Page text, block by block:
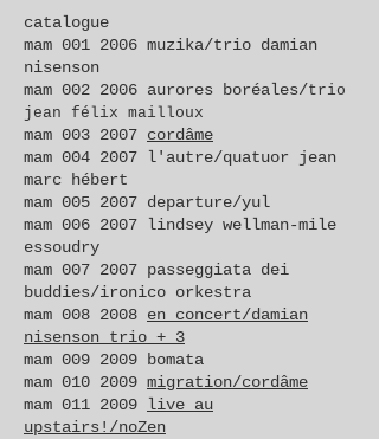
catalogue
mam 001 2006 muzika/trio damian
nisenson
mam 002 2006 aurores boréales/trio
jean félix mailloux
mam 003 2007 cordâme
mam 004 2007 l'autre/quatuor jean
marc hébert
mam 005 2007 departure/yul
mam 006 2007 lindsey wellman-mile
essoudry
mam 007 2007 passeggiata dei
buddies/ironico orkestra
mam 008 2008 en concert/damian
nisenson trio + 3
mam 009 2009 bomata
mam 010 2009 migration/cordâme
mam 011 2009 live au
upstairs!/noZen